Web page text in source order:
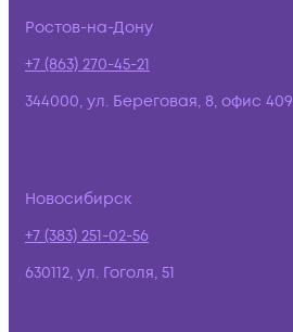
Ростов-на-Дону
+7 (863) 270-45-21
344000, ул. Береговая, 8, офис 409
Новосибирск
+7 (383) 251-02-56
630112, ул. Гоголя, 51